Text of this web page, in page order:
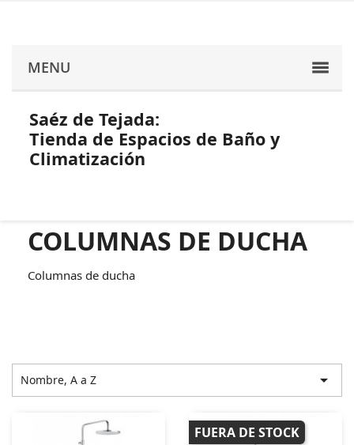
MENU
Saéz de Tejada:
Tienda de Espacios de Baño y
Climatización
COLUMNAS DE DUCHA
Columnas de ducha
Nombre, A a Z 
FUERA DE STOCK